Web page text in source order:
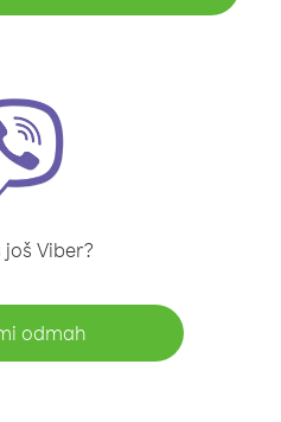
još Viber?
odmah